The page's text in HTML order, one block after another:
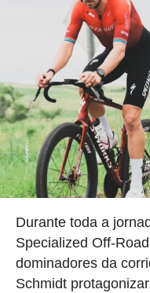
Durante toda a
Specialized Off-
dominadores da
Schmidt